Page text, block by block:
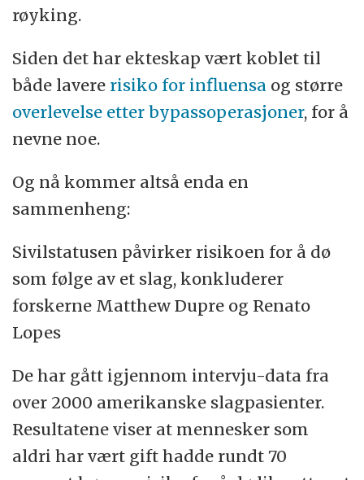
røyking.
Siden det har ekteskap vært koblet til
både lavere risiko for influensa og større
overlevelse etter bypassoperasjoner, for å
nevne noe.
Og nå kommer altså enda en
sammenheng:
Sivilstatusen påvirker risikoen for å dø
som følge av et slag, konkluderer
forskerne Matthew Dupre og Renato
Lopes
De har gått igjennom intervju-data fra
over 2000 amerikanske slagpasienter.
Resultatene viser at mennesker som
aldri har vært gift hadde rundt 70